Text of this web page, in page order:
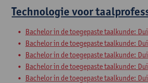
Technologie voor
Bachelor in de toegepaste taalkunde:
Bachelor in de toegepaste taalkunde:
Bachelor in de toegepaste taalkunde:
Bachelor in de toegepaste taalkunde:
Bachelor in de toegepaste taalkunde: